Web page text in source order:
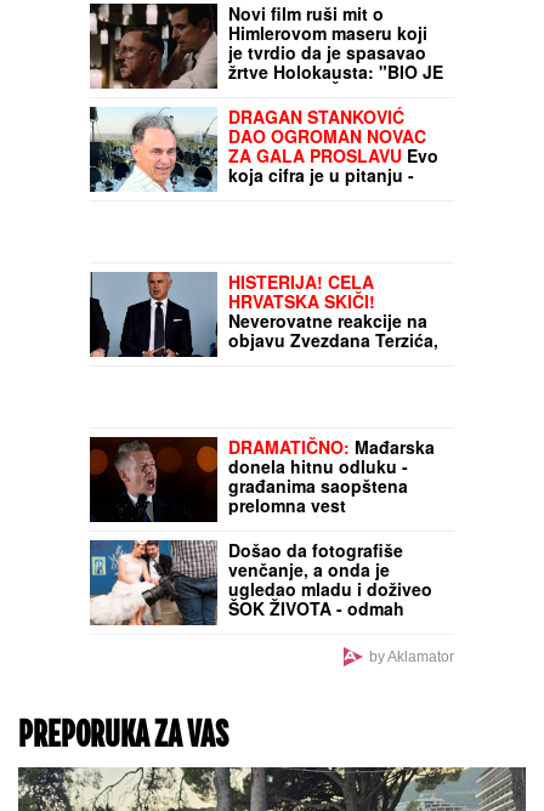
Novi film ruši mit o
Himlerovom maseru koji
je tvrdio da je spasavao
žrtve Holokausta: "BIO JE
NARCIS I LAŽOV" (VIDEO)
DRAGAN STANKOVIĆ
DAO OGROMAN NOVAC
ZA GALA PROSLAVU Evo
koja cifra je u pitanju -
HISTERIJA! CELA
HRVATSKA SKIČI!
Neverovatne reakcije na
objavu Zvezdana Terzića,
DRAMATIČNO: Mađarska
donela hitnu odluku -
građanima saopštena
prelomna vest
Došao da fotografiše
venčanje, a onda je
ugledao mladu i doživeo
ŠOK ŽIVOTA - odmah
saznao KO JE ONA,
nastao je opšti HAOSby Aklamator
PREPORUKA ZA VAS